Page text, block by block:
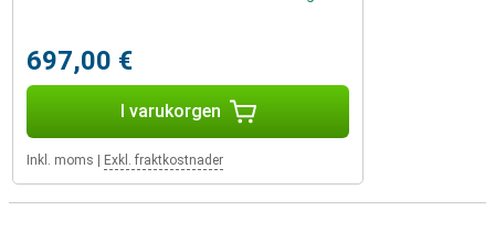
697,00 €
I varukorgen
Inkl. moms Exkl. fraktkostnader